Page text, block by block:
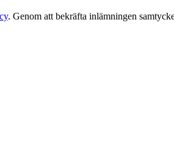
. Genom att bekräfta inlämningen